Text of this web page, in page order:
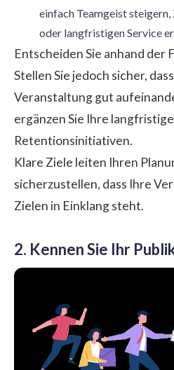
einfach Teamgeist
oder langfristigen Service
Entscheiden Sie anhand der
Stellen Sie jedoch sicher,
Veranstaltung gut
ergänzen Sie Ihre
Retentionsinitiativen.
Klare Ziele leiten Ihren
sicherzustellen, dass Ihre
Zielen in Einklang steht.
2. Kennen Sie Ihr